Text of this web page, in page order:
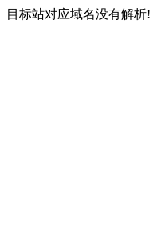
目标站对应域名没有解析!